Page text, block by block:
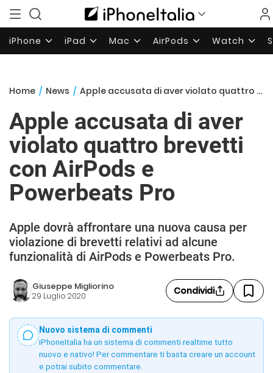
iPhone iPad Mac AirPods Watch
Home / News / Apple accusata di aver violato quattro brevetti con AirPods e Powerbeats Pro
Apple accusata di aver
violato quattro brevetti
con AirPods e
Powerbeats Pro
Apple dovrà affrontare una nuova causa per
violazione di brevetti relativi ad alcune
funzionalità di AirPods e Powerbeats Pro.
Giuseppe Migliorino
29 Luglio 2020 Condividi
Nuovo sistema di commenti
iPhoneItalia ha un sistema di commenti realtime tutto
nuovo e nativo! Per commentare ti basta creare un account
e potrai subito commentare.